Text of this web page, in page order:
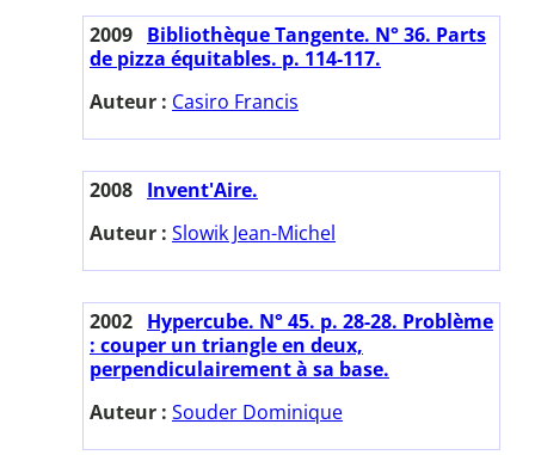
2009 Bibliothèque Tangente. N° 36. Parts
de pizza équitables. p. 114-117.
Auteur : Casiro Francis
2008 Invent'Aire.
Auteur : Slowik Jean-Michel
2002 Hypercube. N° 45. p. 28-28. Problème
: couper un triangle en deux,
perpendiculairement à sa base.
Auteur : Souder Dominique